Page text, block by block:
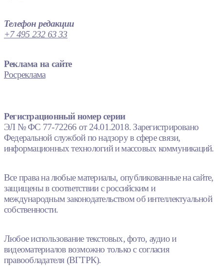
Телефон редакции
+7 495 232 63 33
Реклама на сайте
Росреклама
Регистрационный номер серии
ЭЛ № ФС 77-72266 от 24.01.2018. Зарегистрировано
Федеральной службой по надзору в сфере связи,
информационных технологий и массовых коммуникаций.
Все права на любые материалы, опубликованные на сайте,
защищены в соответствии с российским и
международным законодательством об интеллектуальной
собственности.
Любое использование текстовых, фото, аудио и
видеоматериалов возможно только с согласия
правообладателя (ВГТРК).